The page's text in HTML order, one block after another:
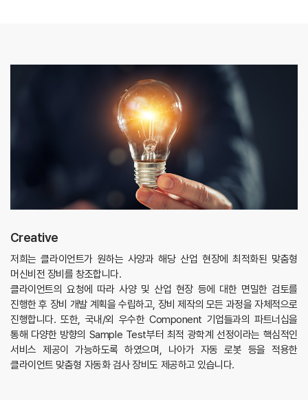
Creative
저희는 클라이언트가 원하는 사양과 해당 산업 현장에 최적화된 맞춤형
머신비전 장비를 창조합니다.
클라이언트의 요청에 따라 사양 및 산업 현장 등에 대한 면밀한 검토를
진행한 후 장비 개발 계획을 수립하고, 장비 제작의 모든 과정을 자체적으로
진행합니다. 또한, 국내/외 우수한 Component 기업들과의 파트너십을
통해 다양한 방향의 Sample Test부터 최적 광학계 선정이라는 핵심적인
서비스 제공이 가능하도록 하였으며, 나아가 자동 로봇 등을 적용한
클라이언트 맞춤형 자동화 검사 장비도 제공하고 있습니다.